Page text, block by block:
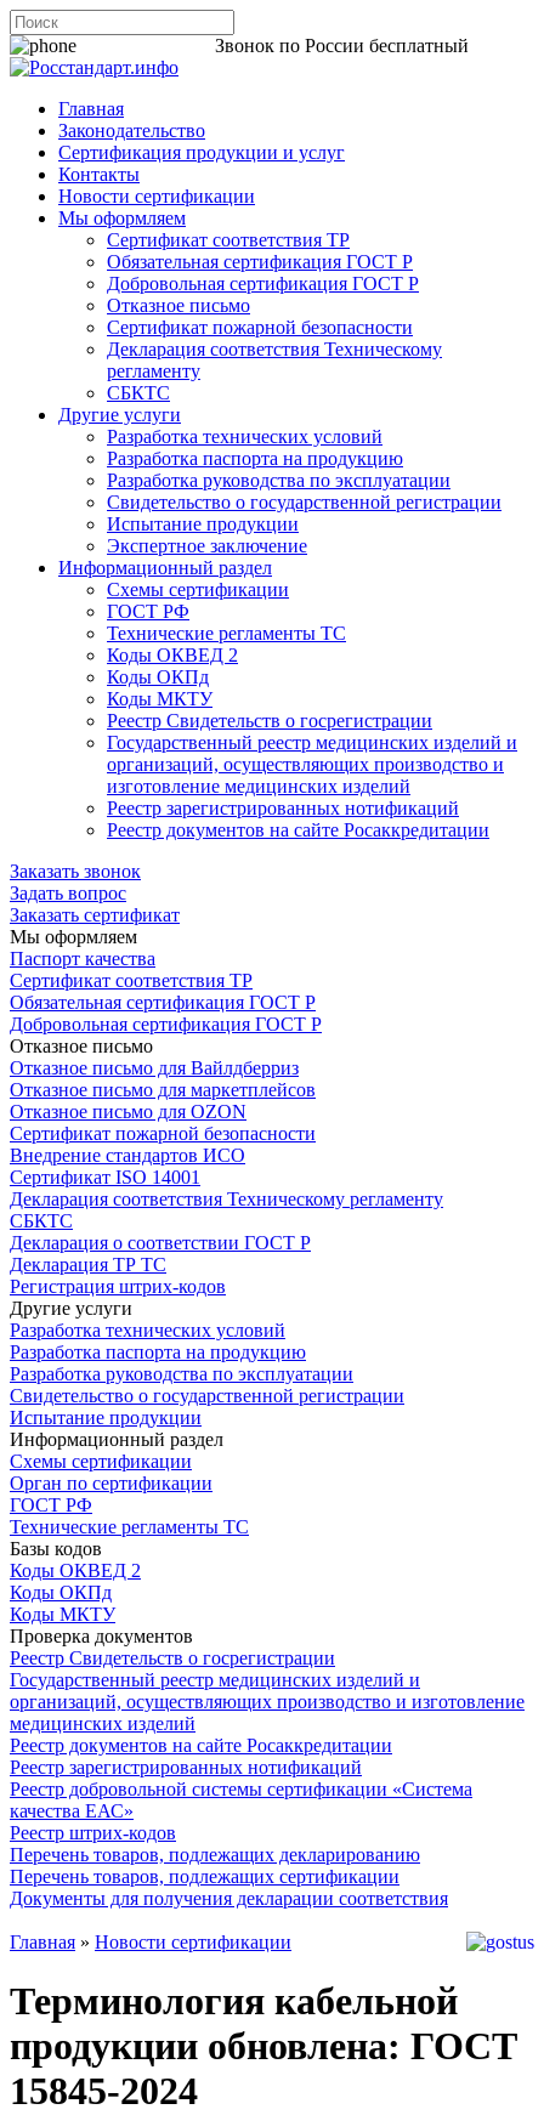
Звонок по России бесплатный
Главная
Законодательство
Сертификация продукции и услуг
Контакты
Новости сертификации
Мы оформляем
Сертификат соответствия ТР
Обязательная сертификация ГОСТ Р
Добровольная сертификация ГОСТ Р
Отказное письмо
Сертификат пожарной безопасности
Декларация соответствия Техническому
регламенту
СБКТС
Другие услуги
Разработка технических условий
Разработка паспорта на продукцию
Разработка руководства по эксплуатации
Свидетельство о государственной регистрации
Испытание продукции
Экспертное заключение
Информационный раздел
Схемы сертификации
ГОСТ РФ
Технические регламенты ТС
Коды ОКВЕД 2
Коды ОКПд
Коды МКТУ
Реестр Свидетельств о госрегистрации
Государственный реестр медицинских изделий и
организаций, осуществляющих производство и
изготовление медицинских изделий
Реестр зарегистрированных нотификаций
Реестр документов на сайте Росаккредитации
Заказать звонок
Задать вопрос
Заказать сертификат
Мы оформляем
Паспорт качества
Сертификат соответствия ТР
Обязательная сертификация ГОСТ Р
Добровольная сертификация ГОСТ Р
Отказное письмо
Отказное письмо для Вайлдберриз
Отказное письмо для маркетплейсов
Отказное письмо для OZON
Сертификат пожарной безопасности
Внедрение стандартов ИСО
Сертификат ISO 14001
Декларация соответствия Техническому регламенту
СБКТС
Декларация о соответствии ГОСТ Р
Декларация ТР ТС
Регистрация штрих-кодов
Другие услуги
Разработка технических условий
Разработка паспорта на продукцию
Разработка руководства по эксплуатации
Свидетельство о государственной регистрации
Испытание продукции
Информационный раздел
Схемы сертификации
Орган по сертификации
ГОСТ РФ
Технические регламенты ТС
Базы кодов
Коды ОКВЕД 2
Коды ОКПд
Коды МКТУ
Проверка документов
Реестр Свидетельств о госрегистрации
Государственный реестр медицинских изделий и
организаций, осуществляющих производство и изготовление
медицинских изделий
Реестр документов на сайте Росаккредитации
Реестр зарегистрированных нотификаций
Реестр добровольной системы сертификации «Система
качества ЕАС»
Реестр штрих-кодов
Перечень товаров, подлежащих декларированию
Перечень товаров, подлежащих сертификации
Документы для получения декларации соответствия
Главная » Новости сертификации
Терминология кабельной
продукции обновлена: ГОСТ
15845-2024